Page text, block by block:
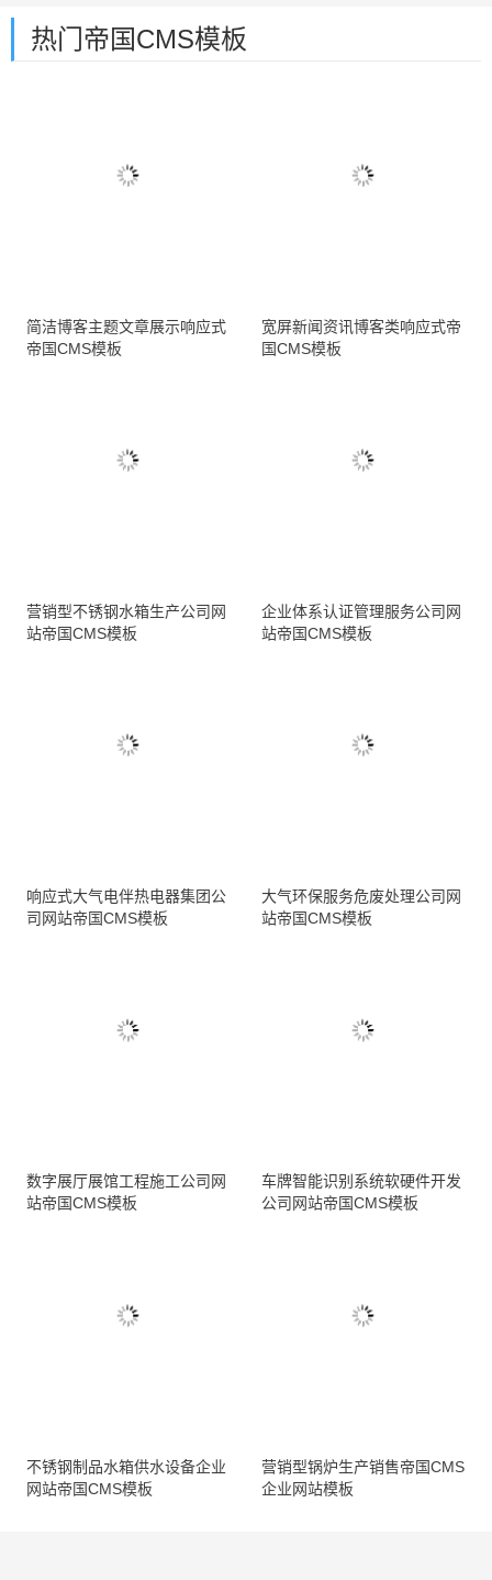
热门帝国CMS模板
简洁博客主题文章展示响应式
帝国CMS模板
宽屏新闻资讯博客类响应式帝
国CMS模板
营销型不锈钢水箱生产公司网
站帝国CMS模板
企业体系认证管理服务公司网
站帝国CMS模板
响应式大气电伴热电器集团公
司网站帝国CMS模板
大气环保服务危废处理公司网
站帝国CMS模板
数字展厅展馆工程施工公司网
站帝国CMS模板
车牌智能识别系统软硬件开发
公司网站帝国CMS模板
不锈钢制品水箱供水设备企业
网站帝国CMS模板
营销型锅炉生产销售帝国CMS
企业网站模板